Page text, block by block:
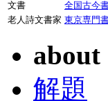
文書
全国古今
老人詩文書家 東京専門
about
解題